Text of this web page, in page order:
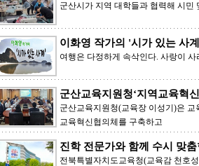
군산시가 지역 대학들과 협력해 시민
이화영 작가의 '시가 있는 사
여행은 다정하게 속삭인다. 사랑이
군산교육지원청‘지역교육혁
군산교육지원청(교육장 이성기)은
교육혁신협의체를 구축하고
진학 전문가와 함께 수시 맞
전북특별자치도교육청(교육감 천호